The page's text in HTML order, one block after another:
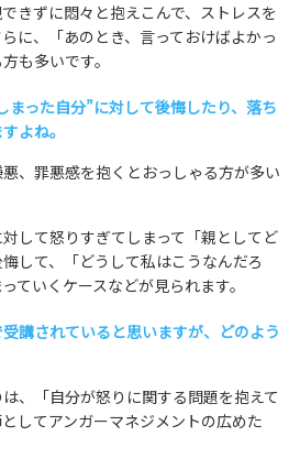
きずに悶々と抱えこんで、ストレスを
に、「あのとき、言っておけばよかっ
も多いです。
まった自分”に対して後悔したり、落ち
よね。
、罪悪感を抱くとおっしゃる方が多い
して怒りすぎてしまって「親としてど
して、「どうして私はこうなんだろ
ていくケースなどが見られます。
受講されていると思いますが、どのよう
、「自分が怒りに関する問題を抱えて
してアンガーマネジメントの広めた